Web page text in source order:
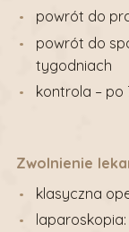
powrót do
powrót do
tygodniach
kontrola – po
Zwolnienie
klasyczna
laparoskopia: